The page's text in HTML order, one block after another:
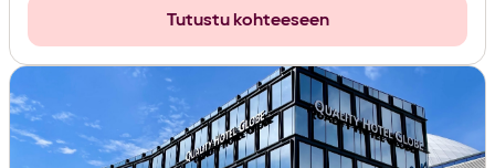
Tutustu kohteeseen